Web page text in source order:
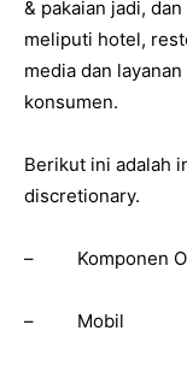
& pakaian jadi,
meliputi hotel,
media dan
konsumen.
Berikut ini adalah
discretionary.
– Komponen
– Mobil